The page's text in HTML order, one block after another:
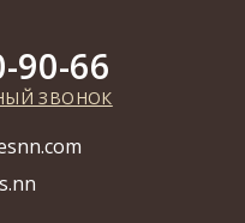
90-66
ЗВОНОК